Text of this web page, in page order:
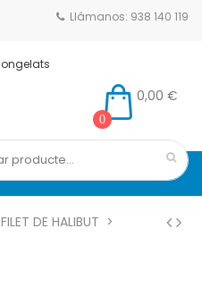
Llámanos: 938 140 119
0
0,00 €
FILET DE HALIBUT